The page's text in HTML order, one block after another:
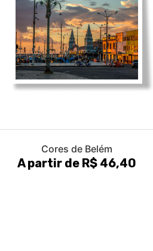
Cores de Belém
A partir de R$ 46,40